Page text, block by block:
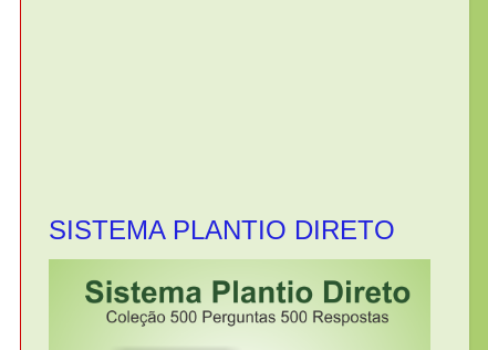
SISTEMA PLANTIO DIRETO